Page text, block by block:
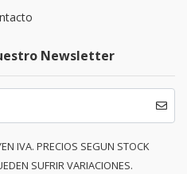
Newsletter
IVA. PRECIOS SEGUN STOCK
SUFRIR VARIACIONES.